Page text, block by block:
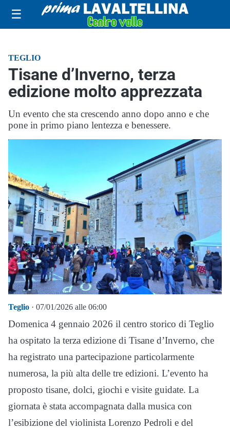
☰
TEGLIO
Tisane d’Inverno, terza
edizione molto apprezzata
Un evento che sta crescendo anno dopo anno e che
pone in primo piano lentezza e benessere.
Teglio · 07/01/2026 alle 06:00
Domenica 4 gennaio 2026 il centro storico di Teglio
ha ospitato la terza edizione di Tisane d’Inverno, che
ha registrato una partecipazione particolarmente
numerosa, la più alta delle tre edizioni. L’evento ha
proposto tisane, dolci, giochi e visite guidate. La
giornata è stata accompagnata dalla musica con
l’esibizione del violinista Lorenzo Pedroli e del